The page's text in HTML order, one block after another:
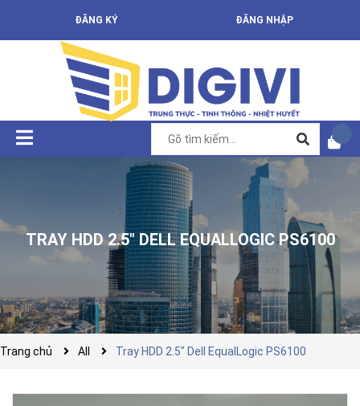
ĐĂNG KÝ ĐĂNG NHẬP
TRAY HDD 2.5" DELL EQUALLOGIC PS6100
Trang chủ All Tray HDD 2.5" Dell EqualLogic PS6100